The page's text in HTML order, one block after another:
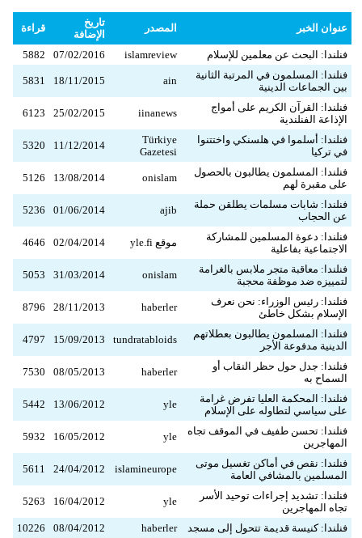
عنوان الخبر المصدر
تاريخ
الإضافة
قراءة
فنلندا: البحث عن معلمين للإسلام islamreview
07/02/2016
5882
فنلندا: المسلمون في المرتبة الثانية
بين الجماعات الدينية
ain
18/11/2015
5831
فنلندا: القرآن الكريم على أمواج
الإذاعة الفنلندية
iinanews
25/02/2015
6123
فنلندا: أسلموا في هلسنكي واختتنوا
في تركيا
Türkiye
Gazetesi
11/12/2014
5320
فنلندا: المسلمون يطالبون بالحصول
على مقبرة لهم
onislam
13/08/2014
5126
فنلندا: شابات مسلمات يطلقن حملة
عن الحجاب
ajib
01/06/2014
5236
فنلندا: دعوة المسلمين للمشاركة
الاجتماعية بفاعلية
موقع yle.fi 02/04/2014
4646
فنلندا: معاقبة متجر ملابس بالغرامة
لتمييزه ضد موظفة محجبة
onislam
31/03/2014
5053
فنلندا: رئيس الوزراء: نحن نعرف
الإسلام بشكل خاطئ
haberler
28/11/2013
8796
فنلندا: المسلمون يطالبون بعطلاتهم
الدينية مدفوعة الأجر
tundratabloids
15/09/2013
4797
فنلندا: جدل حول حظر النقاب أو
السماح به
haberler
08/05/2013
7530
فنلندا: المحكمة العليا تفرض غرامة
على سياسي لتطاوله على الإسلام
yle
13/06/2012
5442
فنلندا: تحسن طفيف في الموقف تجاه
المهاجرين
yle
16/05/2012
5932
فنلندا: نقص في أماكن تغسيل موتى
المسلمين بالمشافي العامة
islamineurope
24/04/2012
5611
فنلندا: تشديد إجراءات توحيد الأسر
تجاه المهاجرين
yle
16/04/2012
5263
فنلندا: كنيسة قديمة تتحول إلى مسجد haberler
08/04/2012
10226